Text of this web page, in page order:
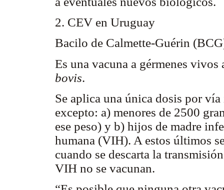
2. CEV en Uruguay
Bacilo de Calmette-Guérin
Es una vacuna a gérmenes
bovis.
Se aplica una única dosis por
excepto: a) menores de 2500
ese peso) y b) hijos de madre
humana (VIH). A estos últimos
cuando se descarta la
VIH no se vacunan.